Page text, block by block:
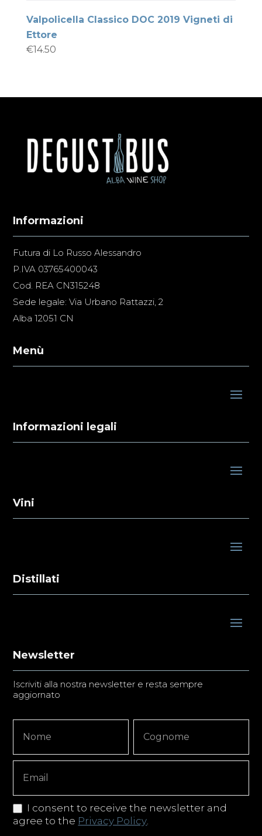
Valpolicella Classico DOC 2019 Vigneti di
Ettore
€14.50
Informazioni
Futura di Lo Russo Alessandro
P.IVA 03765400043
Cod. REA CN315248
Sede legale: Via Urbano Rattazzi, 2
Alba 12051 CN
Menù
Informazioni legali
Vini
Distillati
Newsletter
Iscriviti alla nostra newsletter e resta sempre
aggiornato
Signup
Copy
I consent to receive the newsletter and
agree to the Privacy Policy